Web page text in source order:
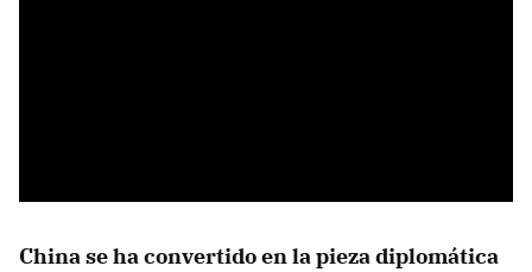
China se ha convertido en la pieza diplomática